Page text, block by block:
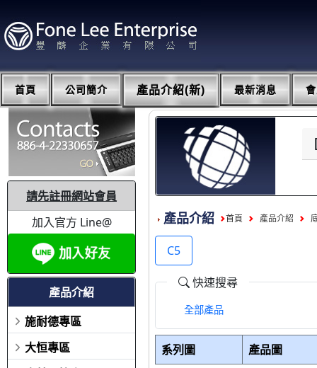
首頁 公司簡介 產品介紹(新) 最新消息
請先註冊網站會員
加入官方 Line@
產品介紹
施耐德專區
大恒專區
產品介紹 首頁 產品介紹
C5
快速搜尋
全部產品
系列圖 產品圖